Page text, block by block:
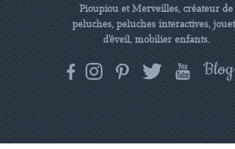
Pioupiou et Merveilles, créateur de
peluches, peluches interactives,
d'éveil, mobilier enfants.